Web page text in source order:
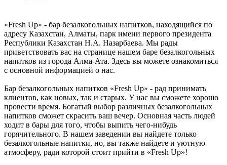
«Fresh Up» - бар безалкогольных напитков, находящийся по
адресу Казахстан, Алматы, парк имени первого президента
Республики Казахстан Н.А. Назарбаева. Мы рады
приветствовать вас на странице нашем баре безалкогольных
напитков из города Алма-Ата. Здесь вы можете ознакомиться
с основной информацией о нас.
Бар безалкогольных напитков «Fresh Up» - рад принимать
клиентов, как новых, так и старых. У нас вы сможете хорошо
провести время. Богатый выбор различных безалкогольных
напитков сможет скрасить ваш вечер. Основная часть людей
ходит в бары для того, чтобы выпить чего-нибудь
горячительного. В нашем заведении вы найдете только
безалкогольные напитки, но, вы также найдете и уютную
атмосферу, ради которой стоит прийти в «Fresh Up»!